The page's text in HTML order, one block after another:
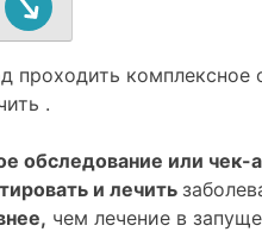
проходить комплексное
.
обследование или чек-
и лечить
чем лечение в